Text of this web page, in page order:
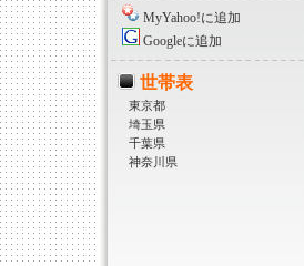
MyYahoo!に追加
Googleに追加
世帯表
東京都
埼玉県
千葉県
神奈川県